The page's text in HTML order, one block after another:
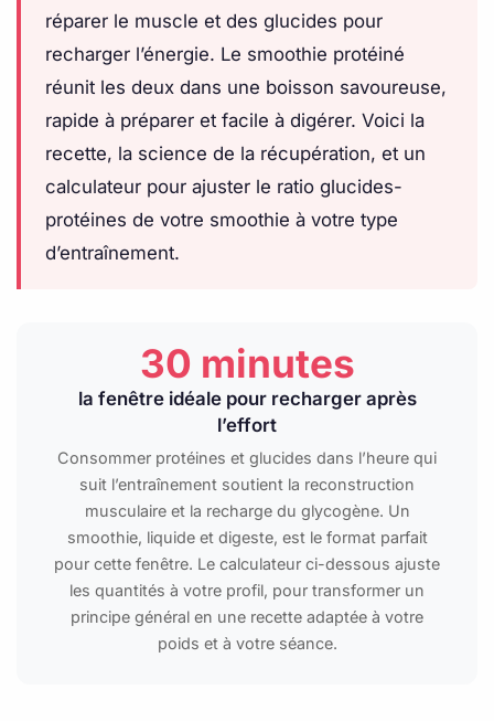
réparer le muscle et des glucides pour
recharger l’énergie. Le smoothie protéiné
réunit les deux dans une boisson savoureuse,
rapide à préparer et facile à digérer. Voici la
recette, la science de la récupération, et un
calculateur pour ajuster le ratio glucides-
protéines de votre smoothie à votre type
d’entraînement.
30 minutes
la fenêtre idéale pour recharger après
l’effort
Consommer protéines et glucides dans l’heure qui
suit l’entraînement soutient la reconstruction
musculaire et la recharge du glycogène. Un
smoothie, liquide et digeste, est le format parfait
pour cette fenêtre. Le calculateur ci-dessous ajuste
les quantités à votre profil, pour transformer un
principe général en une recette adaptée à votre
poids et à votre séance.